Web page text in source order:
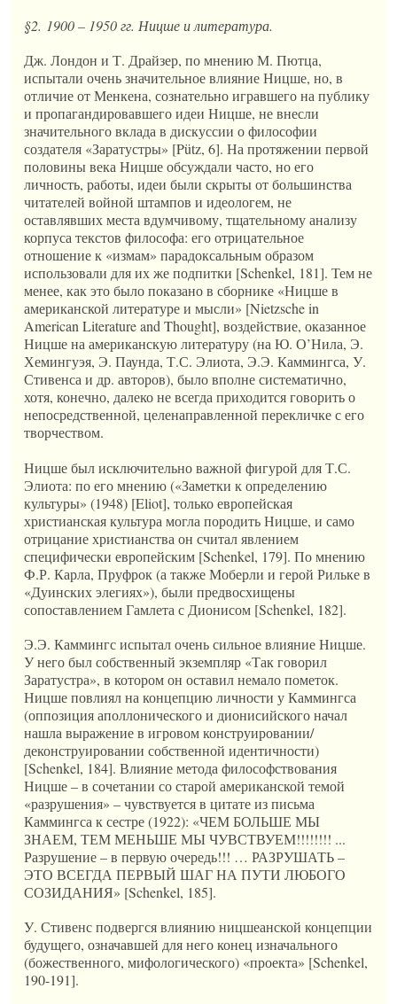
§2. 1900 – 1950 гг. Ницше и литература.
Дж. Лондон и Т. Драйзер, по мнению М. Пютца,
испытали очень значительное влияние Ницше, но, в
отличие от Менкена, сознательно игравшего на публику
и пропагандировавшего идеи Ницше, не внесли
значительного вклада в дискуссии о философии
создателя «Заратустры» [Pütz, 6]. На протяжении первой
половины века Ницше обсуждали часто, но его
личность, работы, идеи были скрыты от большинства
читателей войной штампов и идеологем, не
оставлявших места вдумчивому, тщательному анализу
корпуса текстов философа: его отрицательное
отношение к «измам» парадоксальным образом
использовали для их же подпитки [Schenkel, 181]. Тем не
менее, как это было показано в сборнике «Ницше в
американской литературе и мысли» [Nietzsche in
American Literature and Thought], воздействие, оказанное
Ницше на американскую литературу (на Ю. О’Нила, Э.
Хемингуэя, Э. Паунда, Т.С. Элиота, Э.Э. Каммингса, У.
Стивенса и др. авторов), было вполне систематично,
хотя, конечно, далеко не всегда приходится говорить о
непосредственной, целенаправленной перекличке с его
творчеством.
Ницше был исключительно важной фигурой для Т.С.
Элиота: по его мнению («Заметки к определению
культуры» (1948) [Eliot], только европейская
христианская культура могла породить Ницше, и само
отрицание христианства он считал явлением
специфически европейским [Schenkel, 179]. По мнению
Ф.Р. Карла, Пруфрок (а также Моберли и герой Рильке в
«Дуинских элегиях»), были предвосхищены
сопоставлением Гамлета с Дионисом [Schenkel, 182].
Э.Э. Каммингс испытал очень сильное влияние Ницше.
У него был собственный экземпляр «Так говорил
Заратустра», в котором он оставил немало пометок.
Ницше повлиял на концепцию личности у Каммингса
(оппозиция аполлонического и дионисийского начал
нашла выражение в игровом конструировании/
деконструировании собственной идентичности)
[Schenkel, 184]. Влияние метода философствования
Ницше – в сочетании со старой американской темой
«разрушения» – чувствуется в цитате из письма
Каммингса к сестре (1922): «ЧЕМ БОЛЬШЕ МЫ
ЗНАЕМ, ТЕМ МЕНЬШЕ МЫ ЧУВСТВУЕМ!!!!!!!! ...
Разрушение – в первую очередь!!! … РАЗРУШАТЬ –
ЭТО ВСЕГДА ПЕРВЫЙ ШАГ НА ПУТИ ЛЮБОГО
СОЗИДАНИЯ» [Schenkel, 185].
У. Стивенс подвергся влиянию ницшеанской концепции
будущего, означавшей для него конец изначального
(божественного, мифологического) «проекта» [Schenkel,
190-191].